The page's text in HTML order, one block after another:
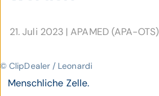
21. Juli 2023 |APAMED (APA-OTS)
© ClipDealer / Leonardi
Menschliche Zelle.